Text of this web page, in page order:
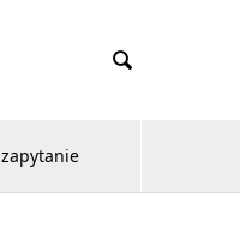

zapytanie